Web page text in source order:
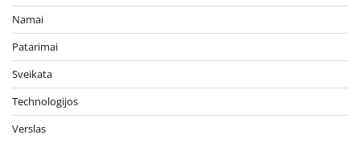
Namai
Patarimai
Sveikata
Technologijos
Verslas